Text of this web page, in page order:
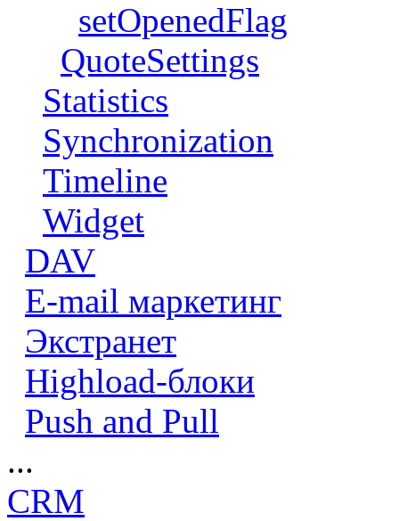
setOpenedFlag
QuoteSettings
Statistics
Synchronization
Timeline
Widget
DAV
E-mail маркетинг
Экстранет
Highload-блоки
Push and Pull
...
CRM